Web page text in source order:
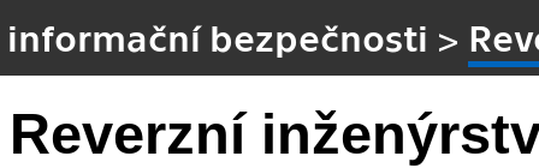
informační bezpečnosti >
Reverzní